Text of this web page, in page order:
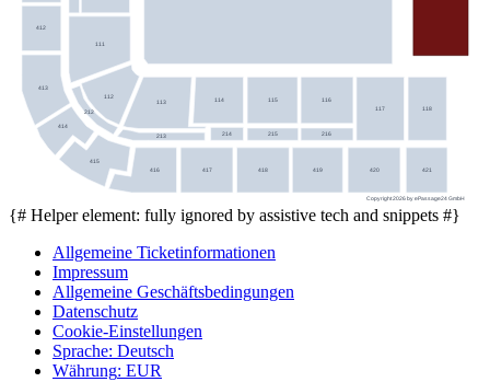
111
112
113
114 115
116
117
118
417 418 419 420 421
412
413
414
415
416
212
213 214 215 216
Copyright 2026 by ePassage24 GmbH
{# Helper element: fully ignored by assistive tech and snippets #}
Allgemeine Ticketinformationen
Impressum
Allgemeine Geschäftsbedingungen
Datenschutz
Cookie-Einstellungen
Sprache: Deutsch
Währung: EUR